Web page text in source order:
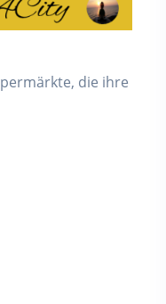
die ihre